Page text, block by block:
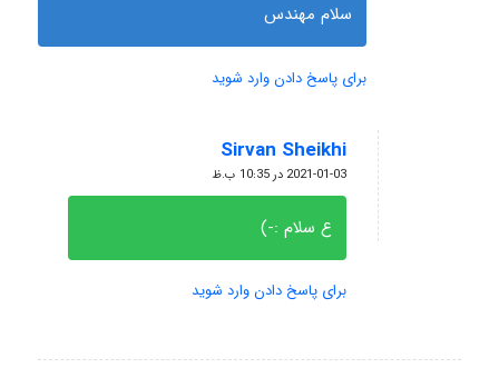
سلام مهندس
برای پاسخ دادن وارد شوید
Sirvan Sheikhi
گفته:
2021-01-03 در 10:35 ب.ظ
ع سلام :-)
برای پاسخ دادن وارد شوید